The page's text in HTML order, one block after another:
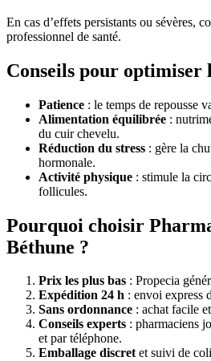
En cas d’effets persistants ou sévères,
professionnel de santé.
Conseils pour optimiser
Patience : le temps de repousse
Alimentation équilibrée :
du cuir chevelu.
Réduction du stress : gère la
hormonale.
Activité physique : stimule la
follicules.
Pourquoi choisir
Béthune ?
Prix les plus bas : Propecia
Expédition 24 h : envoi express
Sans ordonnance : achat facile
Conseils experts : pharmaciens
et par téléphone.
Emballage discretet suivi de